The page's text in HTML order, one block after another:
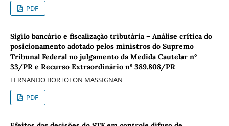
PDF
Sigilo bancário e fiscalização tributária – Análise crítica do
posicionamento adotado pelos ministros do Supremo
Tribunal Federal no julgamento da Medida Cautelar nº
33/PR e Recurso Extraordinário nº 389.808/PR
FERNANDO BORTOLON MASSIGNAN
PDF